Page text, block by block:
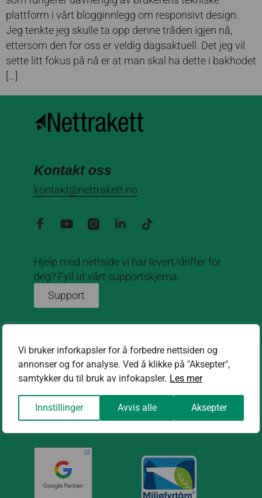
Vi bruker inforkapsler for å forbedre nettsiden og
annonser og for analyse. Ved å klikke på "Aksepter",
samtykker du til bruk av infokapsler. Les mer
Innstillinger Avvis alle Aksepter
plattform i vårt blogginnlegg om responsivt design.
Jeg tenkte jeg skulle ta opp denne tråden igjen nå,
ettersom den for oss er veldig dagsaktuell. Det jeg vil
sette litt fokus på nå er at man skal ha dette i bakhodet
[…]
Kontakt oss
kontakt@nettrakett.no
Hjelp med nettside vi har levert/drifter for
deg? Fyll ut vårt supportskjema:
Support
Om oss
Om oss
Aktuelt
Referanser